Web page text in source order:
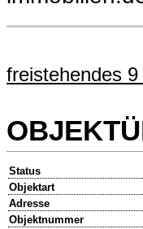
freistehendes
Status
Objektart
Adresse
Objektnummer